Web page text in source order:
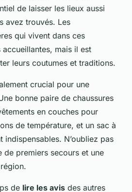
de laisser les lieux aussi
avez trouvés. Les
qui vivent dans ces
mais il est
leurs coutumes et traditions.
crucial pour une
bonne paire de chaussures
en couches pour
de température, et un sac à
indispensables. N’oubliez pas
de premiers secours et une
de lire les avis des autres